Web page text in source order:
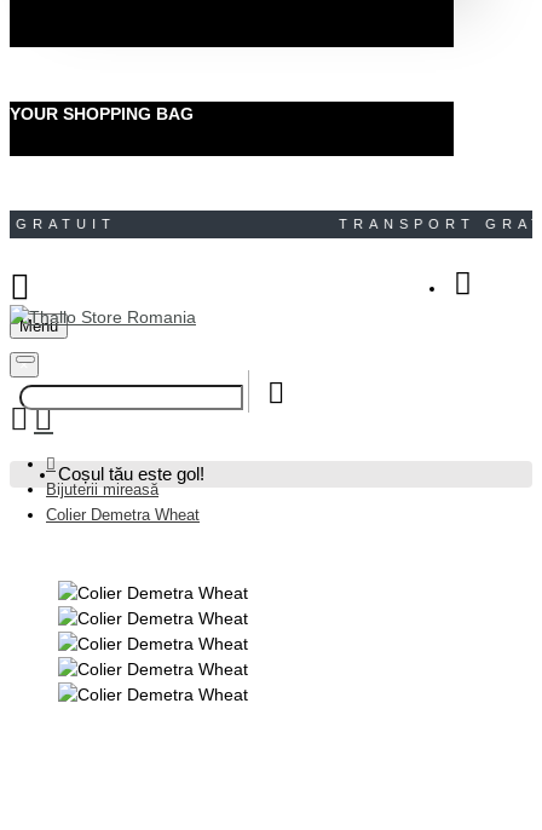
YOUR SHOPPING BAG
TRANSPORT
Menu
×
Coșul tău este gol!
Bijuterii mireasă
Colier Demetra Wheat